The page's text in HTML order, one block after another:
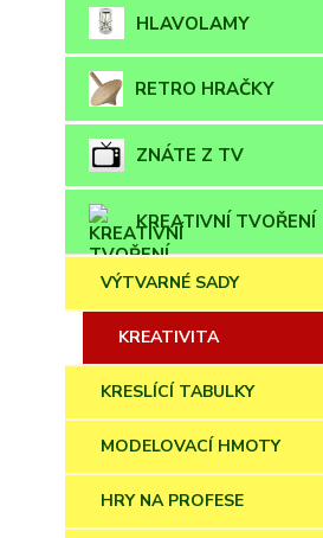
HLAVOLAMY
RETRO HRAČKY
ZNÁTE Z TV
KREATIVNÍ TVOŘENÍ
VÝTVARNÉ SADY
KREATIVITA
KRESLÍCÍ TABULKY
MODELOVACÍ HMOTY
HRY NA PROFESE